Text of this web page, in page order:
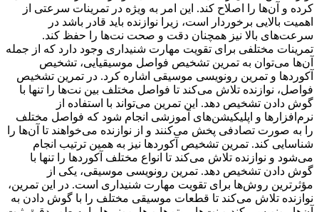
کرده و آن‌ها را اصلاح کند. این امر به ویژه در تمرینات سرعتی از
اهمیت بالایی برخوردار است، زیرا نوازنده باید قادر باشد در
سرعت‌های بالا نیز همچنان دقت و صحت نت‌ها را حفظ کند.
تمرینات مختلفی برای تقویت مهارت شنیداری وجود دارد که از جمله
آن‌ها می‌توان به تمرین تشخیص فواصل موسیقیایی، تشخیص
آکوردها و تمرین رونویسی موسیقی اشاره کرد. در تمرین تشخیص
فواصل، نوازنده تلاش می‌کند تا فواصل مختلف بین نت‌ها را تنها با
گوش دادن تشخیص دهد. این تمرین می‌تواند با استفاده از
نرم‌افزارها و اپلیکیشن‌های آموزشی انجام شود که فواصل مختلف
را به صورت تصادفی پخش می‌کنند و از نوازنده می‌خواهند تا آن‌ها را
شناسایی کند. تمرین تشخیص آکوردها نیز به همین ترتیب انجام
می‌شود و نوازنده تلاش می‌کند تا انواع مختلف آکوردها را تنها با
گوش دادن تشخیص دهد. تمرین رونویسی موسیقی، یکی از
مؤثرترین روش‌ها برای تقویت مهارت شنیداری است. در این تمرین،
نوازنده تلاش می‌کند تا قطعات موسیقی مختلف را با گوش دادن به